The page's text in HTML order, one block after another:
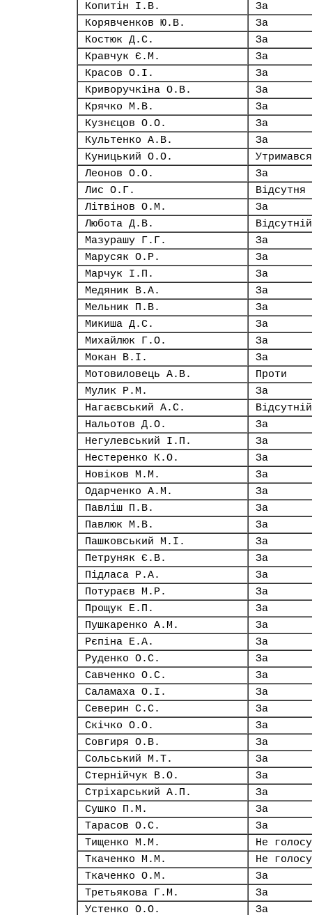
Копитін І.В.
За
Корявченков Ю.В.
За
Костюк Д.С.
За
Кравчук Є.М.
За
Красов О.І.
За
Криворучкіна О.В.
За
Крячко М.В.
За
Кузнєцов О.О.
За
Культенко А.В.
За
Куницький О.О.
Утримався
Леонов О.О.
За
Лис О.Г.
Відсутня
Літвінов О.М.
За
Любота Д.В.
Відсутній
Мазурашу Г.Г.
За
Марусяк О.Р.
За
Марчук І.П.
За
Медяник В.А.
За
Мельник П.В.
За
Микиша Д.С.
За
Михайлюк Г.О.
За
Мокан В.І.
За
Мотовиловець А.В.
Проти
Мулик Р.М.
За
Нагаєвський А.С.
Відсутній
Нальотов Д.О.
За
Негулевський І.П.
За
Нестеренко К.О.
За
Новіков М.М.
За
Одарченко А.М.
За
Павліш П.В.
За
Павлюк М.В.
За
Пашковський М.І.
За
Петруняк Є.В.
За
Підласа Р.А.
За
Потураєв М.Р.
За
Прощук Е.П.
За
Пушкаренко А.М.
За
Рєпіна Е.А.
За
Руденко О.С.
За
Савченко О.С.
За
Саламаха О.І.
За
Северин С.С.
За
Скічко О.О.
За
Совгиря О.В.
За
Сольський М.Т.
За
Стернійчук В.О.
За
Стріхарський А.П.
За
Сушко П.М.
За
Тарасов О.С.
За
Тищенко М.М.
Не
Ткаченко М.М.
Не
Ткаченко О.М.
За
Третьякова Г.М.
За
Устенко О.О.
За